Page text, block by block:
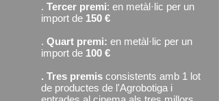
. Tercer premi: en metàl·lic per un
import de 150 €
. Quart premi: en metàl·lic per un
import de 100 €
. Tres premis consistents amb 1 lot
de productes de l'Agrobotiga i